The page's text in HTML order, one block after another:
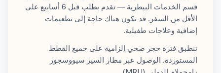
قسم الخدمات البيطرية — تقدم بطلب قبل 6 أسابيع على
الأقل من السفر. قد تكون هناك حاجة إلى تطعيمات
إضافية وعلاجات طفيلية.
تنطبق فترة حجر صحي إلزامية على جميع القطط
المستوردة. الوصول عبر مطار السير سيووسجور